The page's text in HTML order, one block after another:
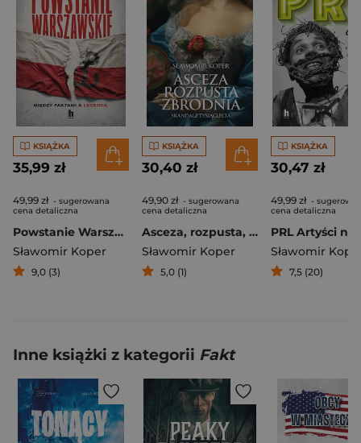
KSIĄŻKA
35,99 zł
49,99 zł - sugerowana
cena detaliczna
Powstanie Warszawskie. Między faktami a legendą
Sławomir Koper
9,0 (3)
KSIĄŻKA
30,40 zł
49,90 zł - sugerowana
cena detaliczna
Asceza, rozpusta, zbrodnia
Sławomir Koper
5,0 (1)
KSIĄŻKA
30,47 zł
49,99 zł -
cena detaliczna
Sławomir
7,5 (20)
Inne książki z kategorii Fakt